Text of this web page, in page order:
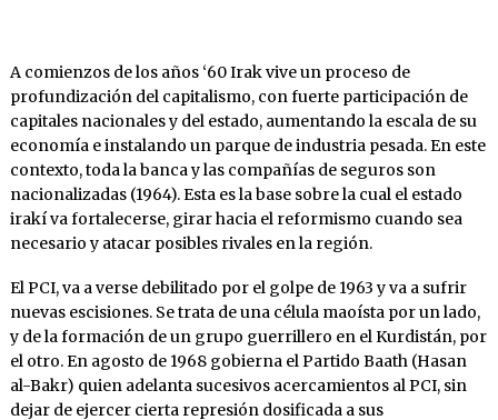
A comienzos de los años ‘60 Irak vive un proceso de
profundización del capitalismo, con fuerte participación de
capitales nacionales y del estado, aumentando la escala de su
economía e instalando un parque de industria pesada. En este
contexto, toda la banca y las compañías de seguros son
nacionalizadas (1964). Esta es la base sobre la cual el estado
irakí va fortalecerse, girar hacia el reformismo cuando sea
necesario y atacar posibles rivales en la región.
El PCI, va a verse debilitado por el golpe de 1963 y va a sufrir
nuevas escisiones. Se trata de una célula maoísta por un lado,
y de la formación de un grupo guerrillero en el Kurdistán, por
el otro. En agosto de 1968 gobierna el Partido Baath (Hasan
al-Bakr) quien adelanta sucesivos acercamientos al PCI, sin
dejar de ejercer cierta represión dosificada a sus